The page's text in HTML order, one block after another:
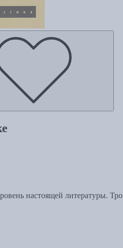
настоящей литературы.